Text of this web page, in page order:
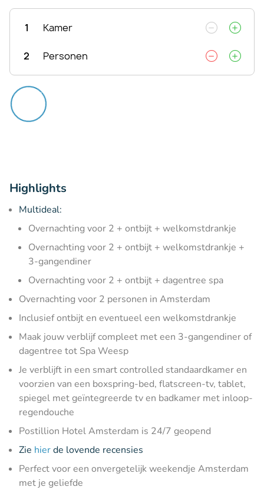
1 Kamer
2 Personen
Highlights
Multideal:
Overnachting voor 2 + ontbijt + welkomstdrankje
Overnachting voor 2 + ontbijt + welkomstdrankje +
3-gangendiner
Overnachting voor 2 + ontbijt + dagentree spa
Overnachting voor 2 personen in Amsterdam
Inclusief ontbijt en eventueel een welkomstdrankje
Maak jouw verblijf compleet met een 3-gangendiner of
dagentree tot Spa Weesp
Je verblijft in een smart controlled standaardkamer en
voorzien van een boxspring-bed, flatscreen-tv, tablet,
spiegel met geïntegreerde tv en badkamer met inloop-
regendouche
Postillion Hotel Amsterdam is 24/7 geopend
Zie hierde lovende recensies
Perfect voor een onvergetelijk weekendje Amsterdam
met je geliefde